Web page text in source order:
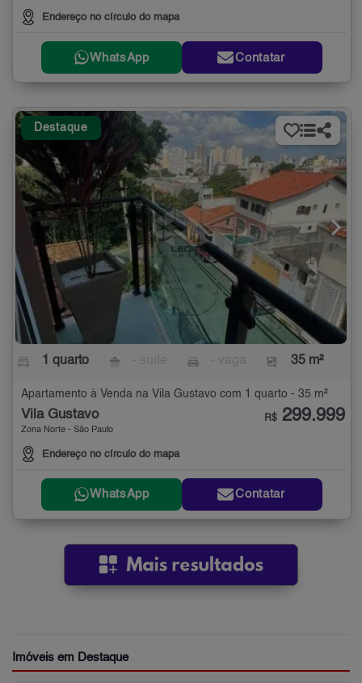
Endereço no círculo do mapa
WhatsApp Contatar
Destaque
1 quarto 35 m²
Apartamento à Venda na Vila Gustavo com 1 quarto - 35 m²
Vila Gustavo
Zona Norte - São Paulo
Endereço no círculo do mapa
R$ 299.999
WhatsApp Contatar
Imóveis em Destaque